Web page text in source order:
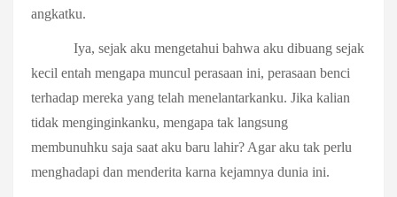
angkatku.
Iya, sejak aku mengetahui bahwa aku dibuang sejak
kecil entah mengapa muncul perasaan ini, perasaan benci
terhadap mereka yang telah menelantarkanku. Jika kalian
tidak menginginkanku, mengapa tak langsung
membunuhku saja saat aku baru lahir? Agar aku tak perlu
menghadapi dan menderita karna kejamnya dunia ini.